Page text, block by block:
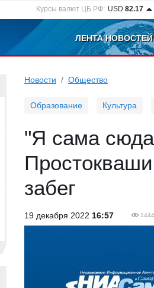
Курсы валют ЦБ РФ: USD 82.17
ЛЕНТА НОВОСТЕЙ
Новости Общество
Образование Культура
"Я сама
забег
19 декабря 2022 16:57 1444